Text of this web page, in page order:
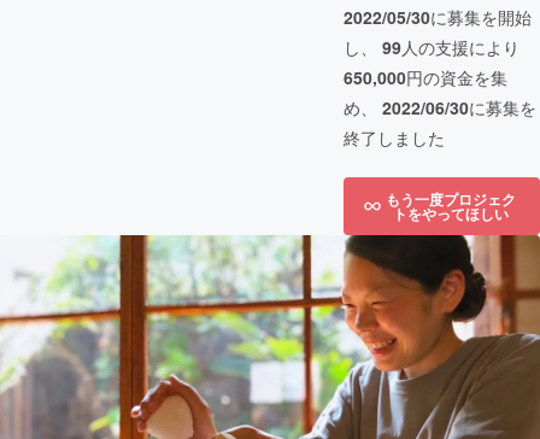
2022/05/30に募集を開始
し、 99人の支援により
650,000円の資金を集
め、 2022/06/30に募集を
終了しました
もう一度プロジェク
トをやってほしい